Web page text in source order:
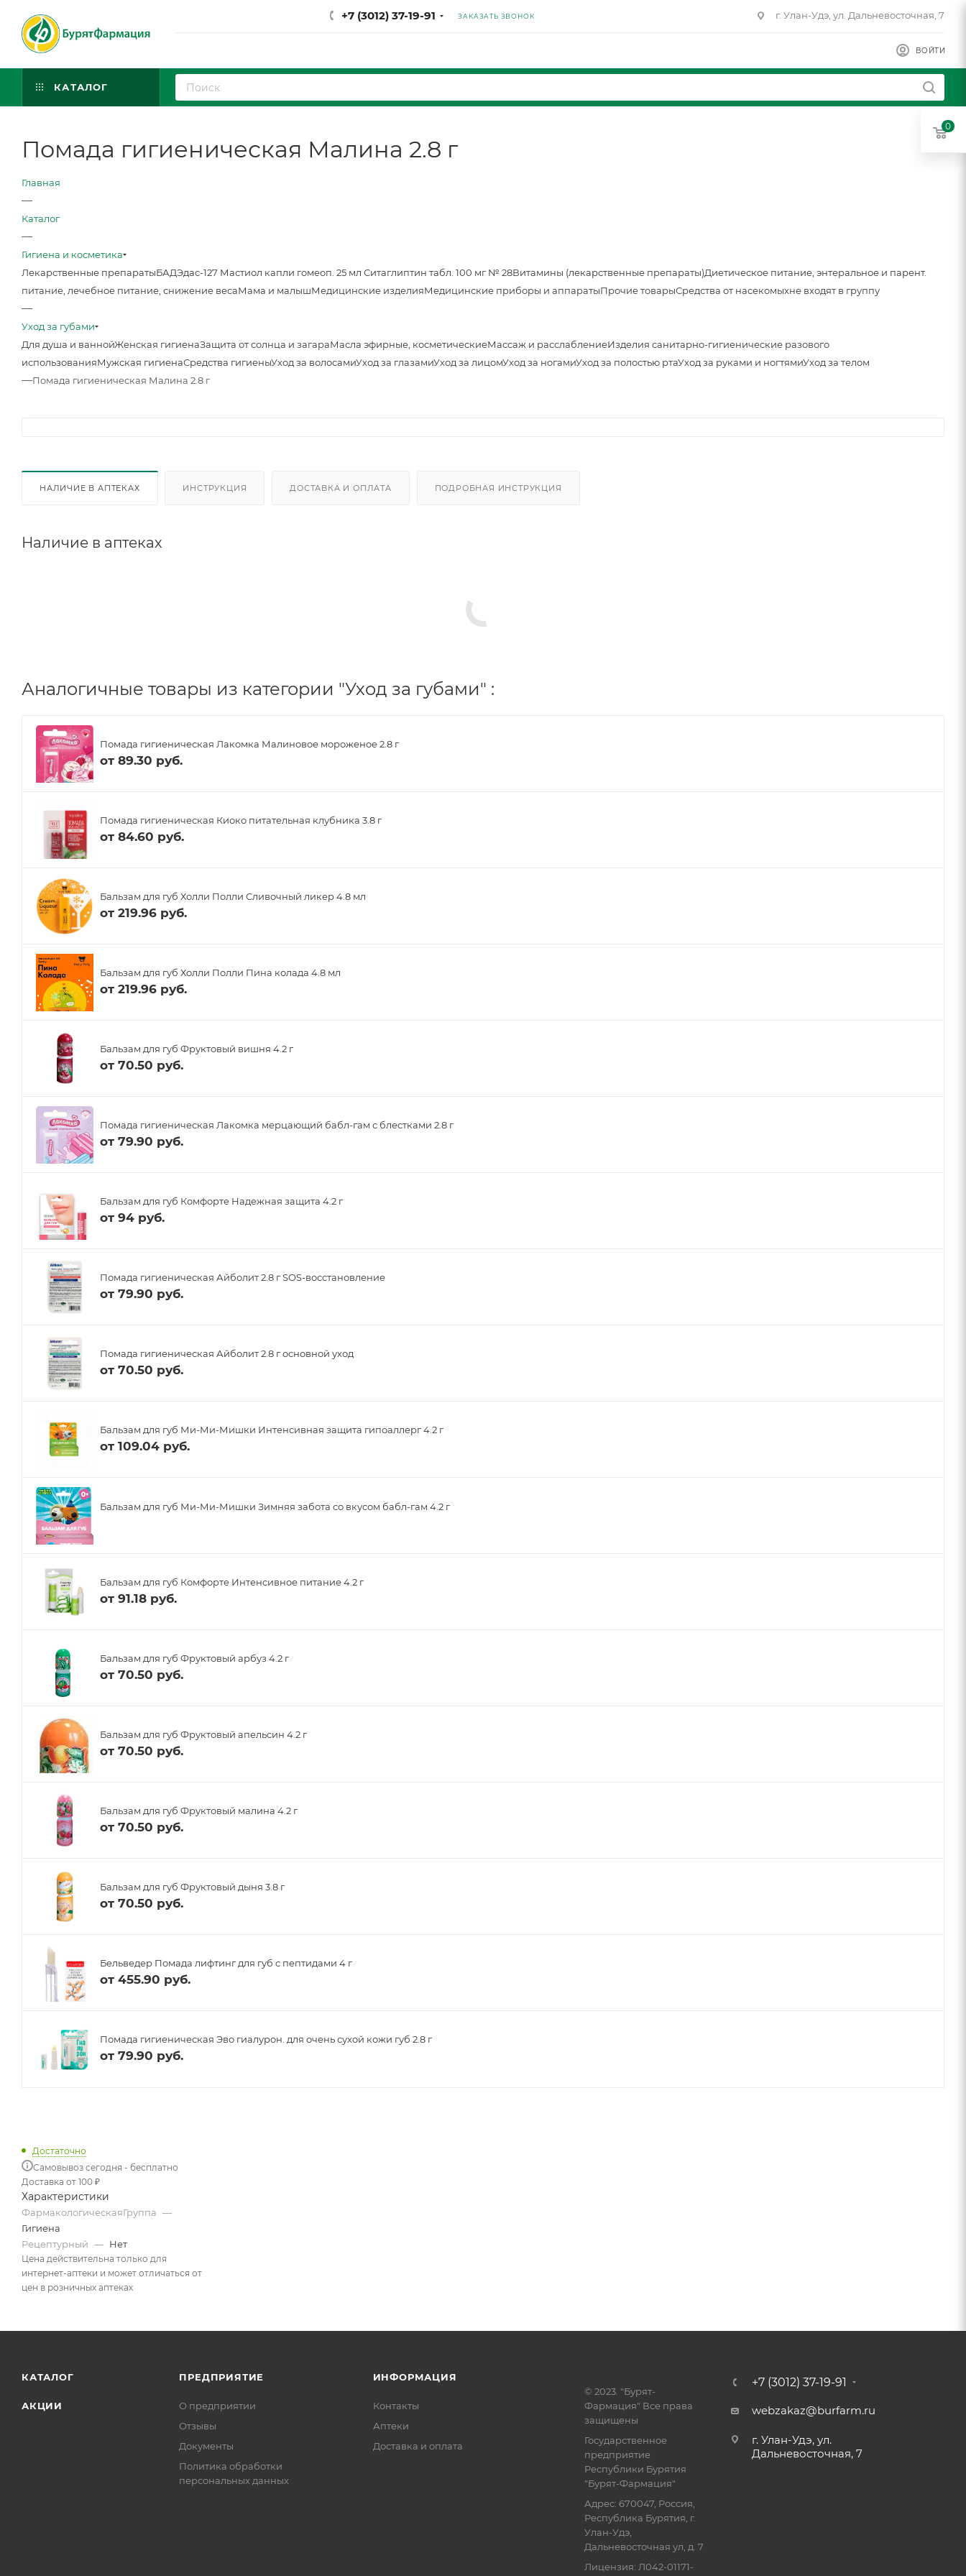
+7 (3012) 37-19-91 ЗАКАЗАТЬ ЗВОНОК г. Улан-Удэ, ул. Дальневосточная, 7
ВОЙТИ
КАТАЛОГ
Помада гигиеническая Малина 2.8 г
Главная
—
Каталог
—
Гигиена и косметика
Лекарственные препаратыБАДЭдас-127 Мастиол капли гомеоп. 25 мл Ситаглиптин табл. 100 мг № 28Витамины (лекарственные препараты)Диетическое питание, энтеральное и парент.
питание, лечебное питание, снижение весаМама и малышМедицинские изделияМедицинские приборы и аппаратыПрочие товарыСредства от насекомыхне входят в группу
—
Уход за губами
Для душа и ваннойЖенская гигиенаЗащита от солнца и загараМасла эфирные, косметическиеМассаж и расслаблениеИзделия санитарно-гигиенические разового
использованияМужская гигиенаСредства гигиеныУход за волосамиУход за глазамиУход за лицомУход за ногамиУход за полостью ртаУход за руками и ногтямиУход за телом
—Помада гигиеническая Малина 2.8 г
НАЛИЧИЕ В АПТЕКАХ ИНСТРУКЦИЯ ДОСТАВКА И ОПЛАТА ПОДРОБНАЯ ИНСТРУКЦИЯ
Наличие в аптеках
Аналогичные товары из категории "Уход за губами" :
Помада гигиеническая Лакомка Малиновое мороженое 2.8 г
от 89.30 руб.
Помада гигиеническая Киоко питательная клубника 3.8 г
от 84.60 руб.
Бальзам для губ Холли Полли Сливочный ликер 4.8 мл
от 219.96 руб.
Бальзам для губ Холли Полли Пина колада 4.8 мл
от 219.96 руб.
Бальзам для губ Фруктовый вишня 4.2 г
от 70.50 руб.
Помада гигиеническая Лакомка мерцающий бабл-гам с блестками 2.8 г
от 79.90 руб.
Бальзам для губ Комфорте Надежная защита 4.2 г
от 94 руб.
Помада гигиеническая Айболит 2.8 г SOS-восстановление
от 79.90 руб.
Помада гигиеническая Айболит 2.8 г основной уход
от 70.50 руб.
Бальзам для губ Ми-Ми-Мишки Интенсивная защита гипоаллерг 4.2 г
от 109.04 руб.
Бальзам для губ Ми-Ми-Мишки Зимняя забота со вкусом бабл-гам 4.2 г
Бальзам для губ Комфорте Интенсивное питание 4.2 г
от 91.18 руб.
Бальзам для губ Фруктовый арбуз 4.2 г
от 70.50 руб.
Бальзам для губ Фруктовый апельсин 4.2 г
от 70.50 руб.
Бальзам для губ Фруктовый малина 4.2 г
от 70.50 руб.
Бальзам для губ Фруктовый дыня 3.8 г
от 70.50 руб.
Бельведер Помада лифтинг для губ с пептидами 4 г
от 455.90 руб.
Помада гигиеническая Эво гиалурон. для очень сухой кожи губ 2.8 г
от 79.90 руб.
Достаточно
Самовывоз сегодня - бесплатно
Доставка от 100 ₽
Характеристики
ФармакологическаяГруппа —
Гигиена
Рецептурный — Нет
Цена действительна только для
интернет-аптеки и может отличаться от
цен в розничных аптеках
КАТАЛОГ
АКЦИИ
ПРЕДПРИЯТИЕ
О предприятии
Отзывы
Документы
Политика обработки
персональных данных
ИНФОРМАЦИЯ
Контакты
Аптеки
Доставка и оплата
© 2023. "Бурят-
Фармация" Все права
защищены
Государственное
предприятие
Республики Бурятия
"Бурят-Фармация"
Адрес: 670047, Россия,
Республика Бурятия, г.
Улан-Удэ,
Дальневосточная ул, д. 7
Лицензия: Л042-01171-
+7 (3012) 37-19-91
webzakaz@burfarm.ru
г. Улан-Удэ, ул.
Дальневосточная, 7
0